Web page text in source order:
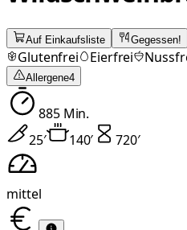
Auf Einkaufsliste Gegessen!
Glutenfrei Eierfrei
Allergene4
885Min.
25′ 140′ 720′
mittel